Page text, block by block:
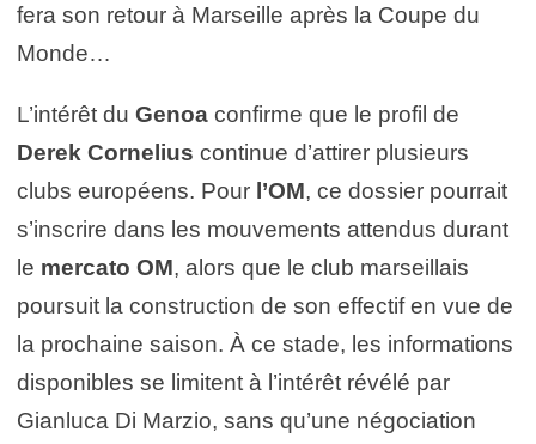
fera son retour à Marseille après la Coupe du
Monde…
L’intérêt du Genoa confirme que le profil de
Derek Cornelius continue d’attirer plusieurs
clubs européens. Pour l’OM, ce dossier pourrait
s’inscrire dans les mouvements attendus durant
le mercato OM, alors que le club marseillais
poursuit la construction de son effectif en vue de
la prochaine saison. À ce stade, les informations
disponibles se limitent à l’intérêt révélé par
Gianluca Di Marzio, sans qu’une négociation